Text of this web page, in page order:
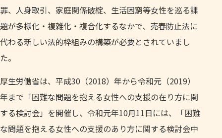
罪、人身取引、家庭関係破綻、生活困窮等女性を巡る課
題が多様化・複雑化・複合化するなかで、売春防止法に
代わる新しい法的枠組みの構築が必要とされていまし
た。
厚生労働省は、平成30（2018）年から令和元（2019）
年まで「困難な問題を抱える女性への支援の在り方に関
する検討会」を開催し、令和元年10月11日には、「困難
な問題を抱える女性への支援のあり方に関する検討会中